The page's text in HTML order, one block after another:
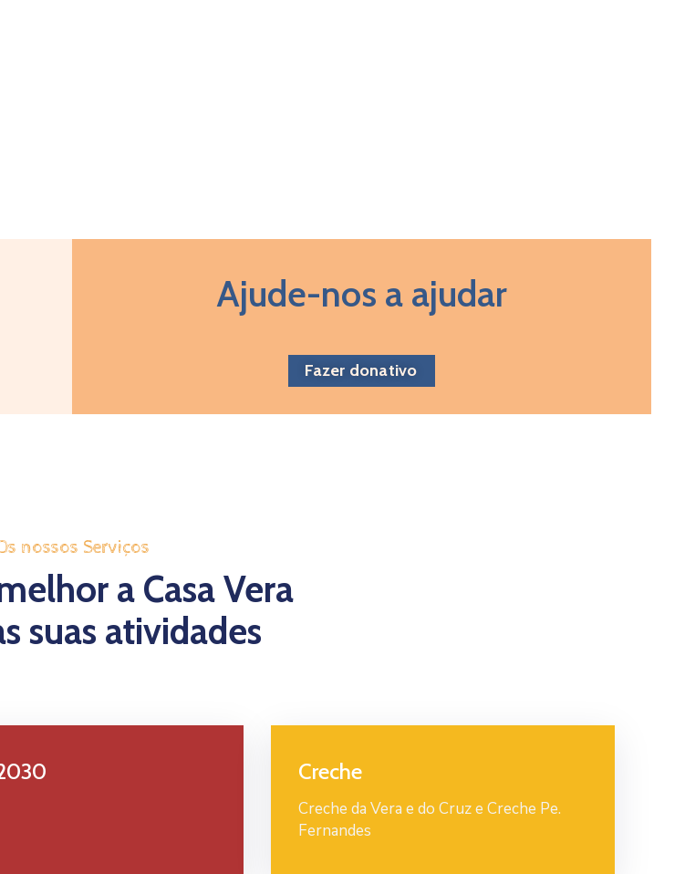
Ajude-nos a ajudar
Fazer donativo
nossos Serviços
a Casa Vera
suas atividades
Creche
Creche da Vera e do Cruz e Creche Pe.
Fernandes